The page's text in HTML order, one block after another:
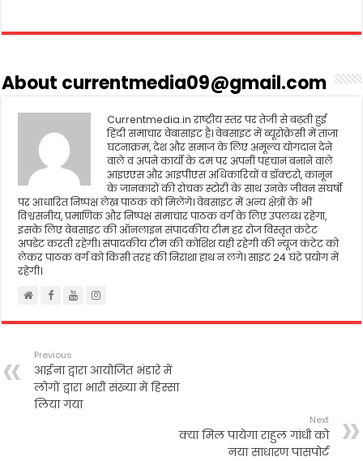
e
o
t
r
i
t
p
n
r
About currentmedia09@gmail.com
Currentmedia.in राष्ट्रीय स्तर पर तेजी से बढ़ती हुई
हिंदी समाचार वेबासाइट है। वेबसाइट में ब्यूरोक्रेसी में ताजा
घटनाक्रम, देश और समाज के लिए अमूल्य योगदान देने
वाले व अपने कार्यो के दम पर अपनी पहचान बनाने वाले
आइएएस और आइपीएस अधिकारियों व डॉक्टरो, कानून
के जानकारों की रोचक स्टोरी के साथ उनके जीवन संघर्षो
पर आधारित निष्पक्ष लेख पाठक को मिलेंगे। वेबसाइट में अन्य क्षेत्रों के भी
विश्वसनीय, प्रमाणिक और निष्पक्ष समाचार पाठक वर्ग के लिए उपलब्ध रहेगा,
इसके लिए वेबसाइट की ऑनलाइन संपादकीय टीम हर रोज विस्तृत कंटेट
अपडेट करती रहेगी। संपादकीय टीम की कोशिश यही रहेगी की न्यूज कंटेट को
लेकर पाठक वर्ग को किसी तरह की निराशा हाथ न लगे। साइट 24 घंटे प्रयोग में
रहेगी।
Previous
आईना द्वारा आयोजित भंडारे में
लोगों द्वारा भारी संख्या में हिस्सा
लिया गया
Next
क्या मिल पायेगा राहुल गांधी को
नया साधारण पासपोर्ट